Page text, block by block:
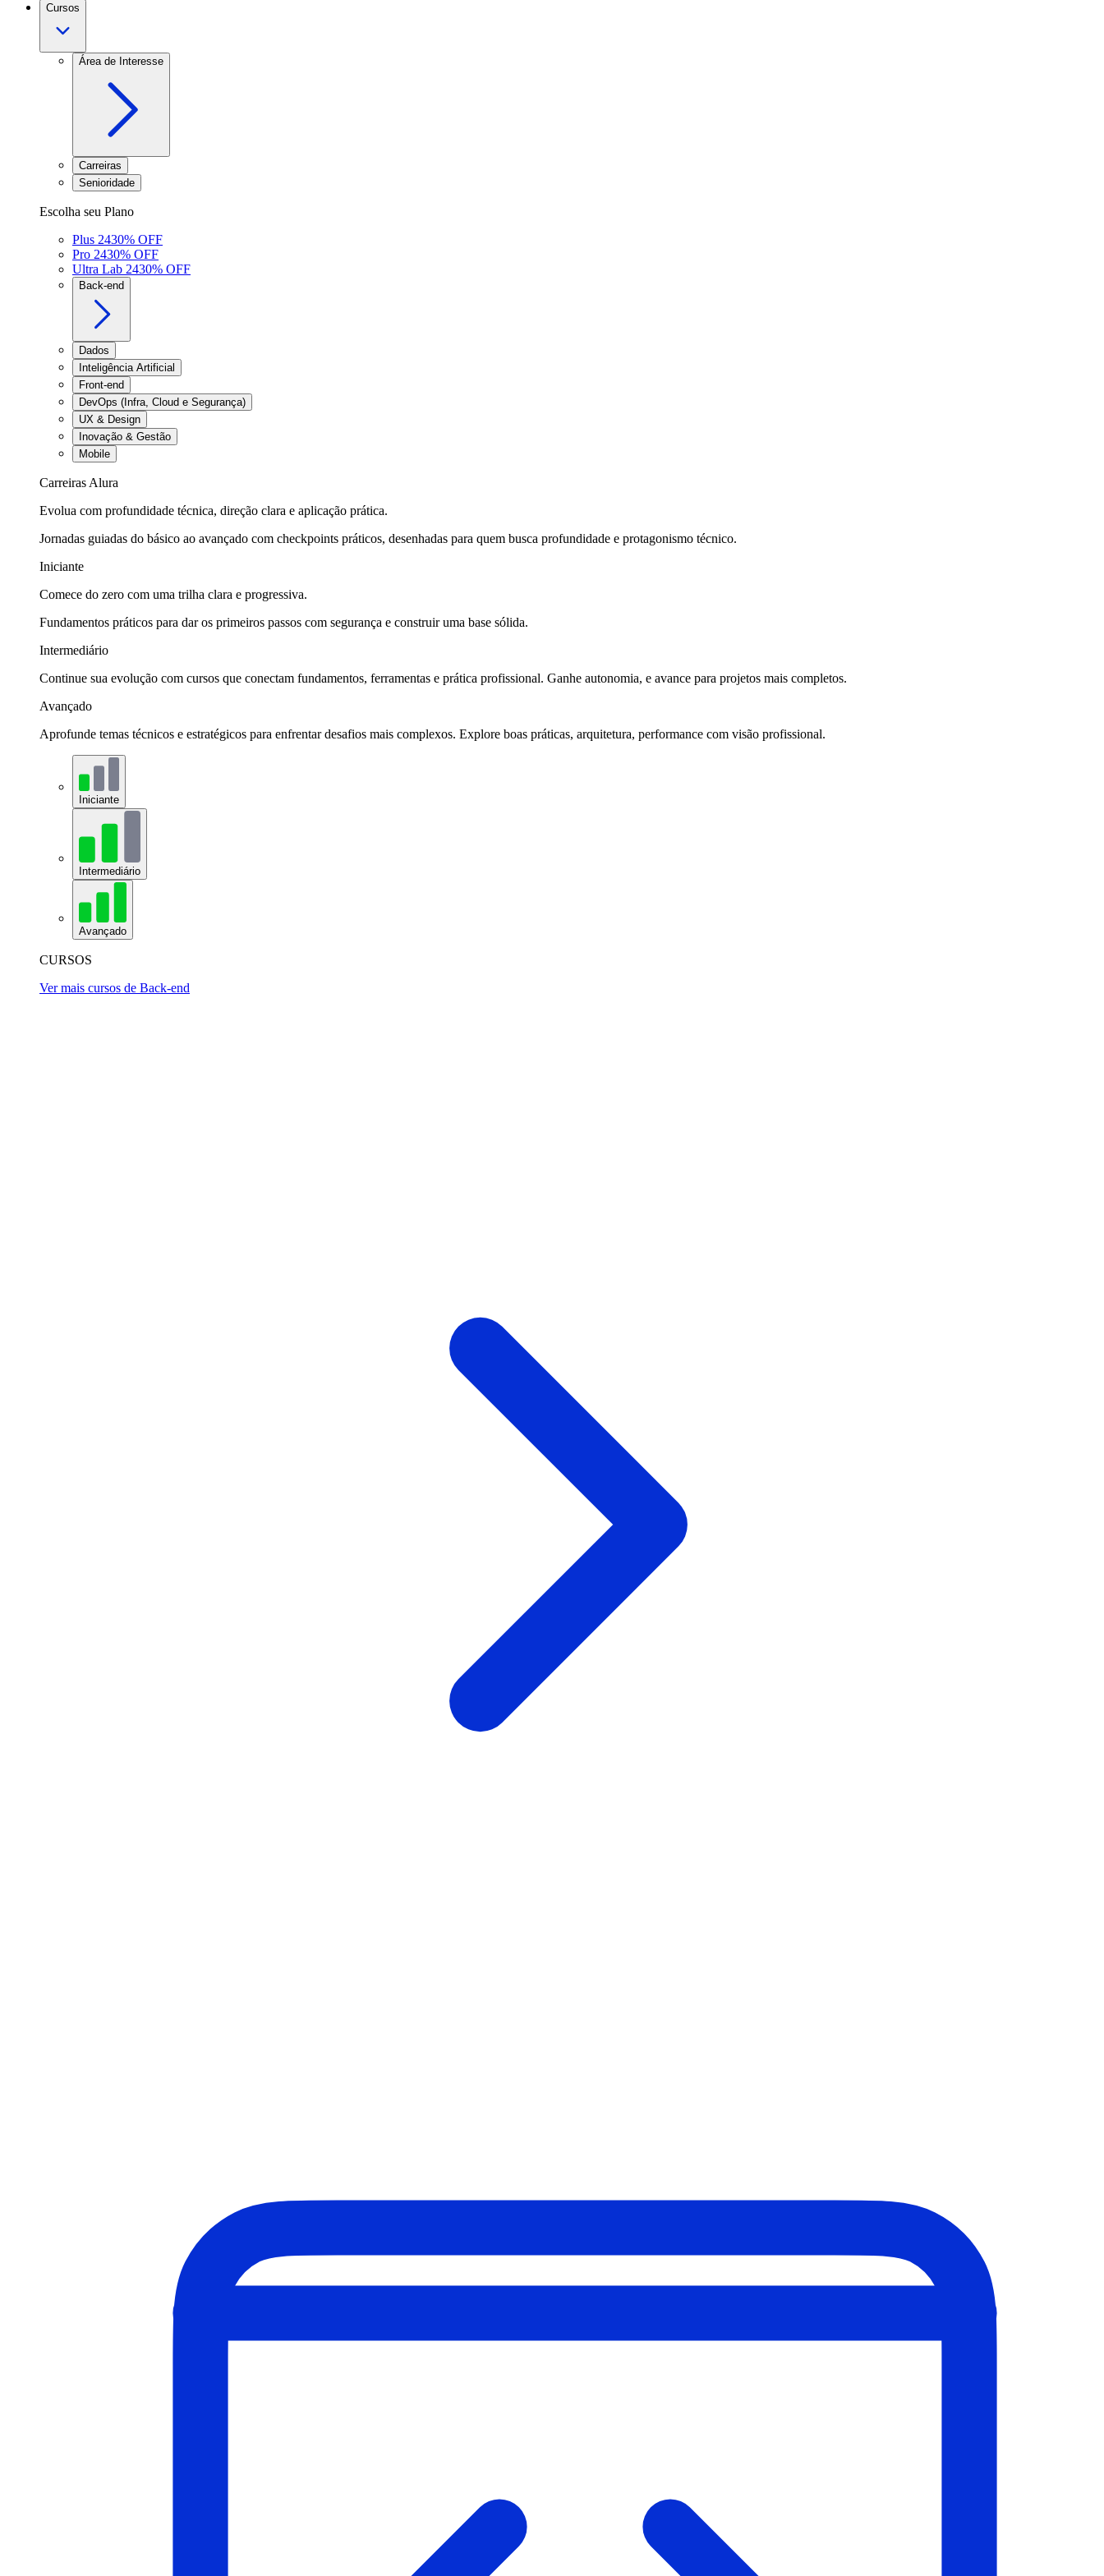
Cursos
Área de Interesse
Carreiras
Senioridade
Escolha seu Plano
Plus 2430% OFF
Pro 2430% OFF
Ultra Lab 2430% OFF
Back-end
Dados
Inteligência Artificial
Front-end
DevOps (Infra, Cloud e Segurança)
UX & Design
Inovação & Gestão
Mobile
Carreiras Alura
Evolua com profundidade técnica, direção clara e aplicação prática.
Jornadas guiadas do básico ao avançado com checkpoints práticos, desenhadas para quem busca profundidade e protagonismo técnico.
Iniciante
Comece do zero com uma trilha clara e progressiva.
Fundamentos práticos para dar os primeiros passos com segurança e construir uma base sólida.
Intermediário
Continue sua evolução com cursos que conectam fundamentos, ferramentas e prática profissional. Ganhe autonomia, e avance para projetos mais completos.
Avançado
Aprofunde temas técnicos e estratégicos para enfrentar desafios mais complexos. Explore boas práticas, arquitetura, performance com visão profissional.
Iniciante
Intermediário
Avançado
CURSOS
Ver mais cursos de Back-end